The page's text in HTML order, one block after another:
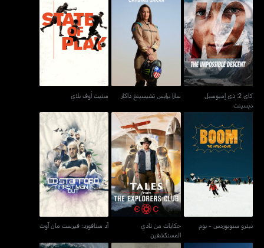
كاي 2: ذي إمبوسبل
ديسينت
كاي 2: ذي إمبوسبل
ديسينت
سارا برايس تشيسينغ داكار
سارا برايس تشيسينغ داكار
ستيت أوف بلاي
ستيت أوف بلاي
نيترو سنوبوردس - بوم
حكايات من نادي
المستكشفين
حكايات من نادي
المستكشفين
آد ستافورد: فيرست مان
آوت
آد ستافورد: فيرست مان آوت